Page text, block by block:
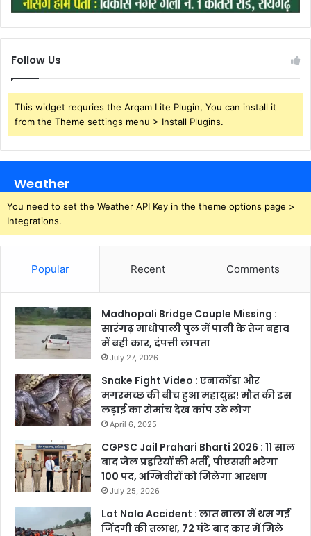
Follow Us
This widget requries the Arqam Lite Plugin, You can install it
from the Theme settings menu > Install Plugins.
Weather
You need to set the Weather API Key in the theme options page >
Integrations.
Popular Recent Comments
Madhopali Bridge Couple Missing :
सारंगढ़ माधोपाली पुल में पानी के तेज बहाव
में बही कार, दंपत्ती लापता
July 27, 2026
Snake Fight Video : एनाकोंडा और
मगरमच्छ की बीच हुआ महायुद्ध! मौत की इस
लड़ाई का रोमांच देख कांप उठे लोग
April 6, 2025
CGPSC Jail Prahari Bharti 2026 : 11 साल
बाद जेल प्रहरियों की भर्ती, पीएससी भरेगा
100 पद, अग्निवीरों को मिलेगा आरक्षण
July 25, 2026
Lat Nala Accident : लात नाला में थम गई
जिंदगी की तलाश, 72 घंटे बाद कार में मिले